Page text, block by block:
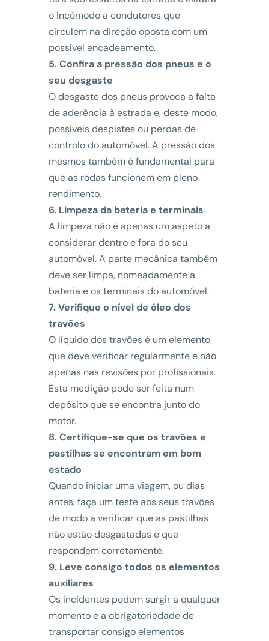
o incómodo a condutores que
circulem na direção oposta com um
possível encadeamento.
5. Confira a pressão dos pneus e o
seu desgaste
O desgaste dos pneus provoca a falta
de aderência à estrada e, deste modo,
possíveis despistes ou perdas de
controlo do automóvel. A pressão dos
mesmos também é fundamental para
que as rodas funcionem em pleno
rendimento.
6. Limpeza da bateria e terminais
A limpeza não é apenas um aspeto a
considerar dentro e fora do seu
automóvel. A parte mecânica também
deve ser limpa, nomeadamente a
bateria e os terminais do automóvel.
7. Verifique o nível de óleo dos
travões
O líquido dos travões é um elemento
que deve verificar regularmente e não
apenas nas revisões por profissionais.
Esta medição pode ser feita num
depósito que se encontra junto do
motor.
8. Certifique-se que os travões e
pastilhas se encontram em bom
estado
Quando iniciar uma viagem, ou dias
antes, faça um teste aos seus travões
de modo a verificar que as pastilhas
não estão desgastadas e que
respondem corretamente.
9. Leve consigo todos os elementos
auxiliares
Os incidentes podem surgir a qualquer
momento e a obrigatoriedade de
transportar consigo elementos